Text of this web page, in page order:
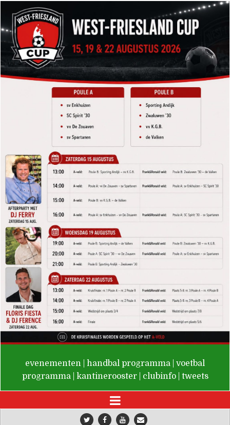
De Valken
evenementen handbal programma
voetbal
programma
kantinerooster clubinfo tweets